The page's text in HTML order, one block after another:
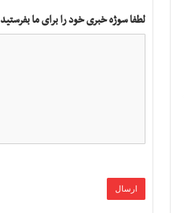
لطفا سوژه خبری خود را برای ما بفرستید